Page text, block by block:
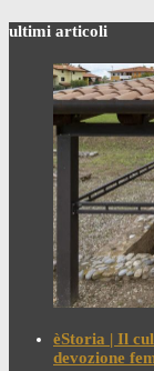
ultimi articoli
èStoria | Il
devozione